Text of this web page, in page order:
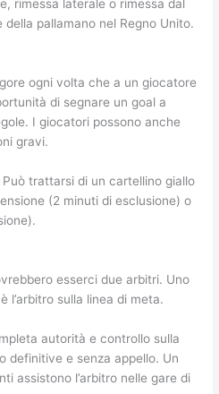
rimessa laterale o rimessa dal
pallamano nel Regno Unito.
ogni volta che a un giocatore
di segnare un goal a
I giocatori possono anche
gravi.
trattarsi di un cartellino giallo
(2 minuti di esclusione) o
esserci due arbitri. Uno
l’arbitro sulla linea di meta.
autorità e controllo sulla
definitive e senza appello. Un
assistono l’arbitro nelle gare di